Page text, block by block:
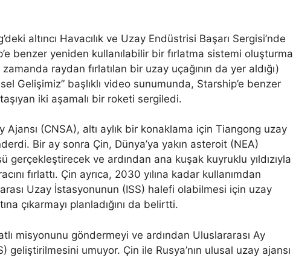
altıncı Havacılık ve Uzay Endüstrisi Başarı Sergisi’nde
benzer yeniden kullanılabilir bir fırlatma sistemi oluşturma
raydan fırlatılan bir uzay uçağının da yer aldığı)
Gelişimiz” başlıklı video sunumunda, Starship’e benzer
iki aşamalı bir roketi sergiledi.
Ajansı (CNSA), altı aylık bir konaklama için Tiangong uzay
Bir ay sonra Çin, Dünya’ya yakın asteroit (NEA)
gerçekleştirecek ve ardından ana kuşak kuyruklu yıldızıyla
fırlattı. Çin ayrıca, 2030 yılına kadar kullanımdan
Uzay İstasyonunun (ISS) halefi olabilmesi için uzay
çıkarmayı planladığını da belirtti.
misyonunu göndermeyi ve ardından Uluslararası Ay
geliştirilmesini umuyor. Çin ile Rusya’nın ulusal uzay ajansı